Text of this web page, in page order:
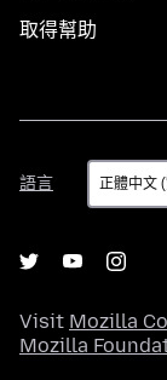
取得幫助
語言
語
言
Visit Mozilla
Mozilla